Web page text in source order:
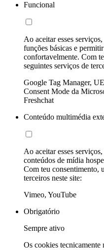
Funcional
Ao aceitar esses
funções básicas e
confortavelmente. Com
seguintes serviços de
Google Tag Manager,
Consent Mode da
Freshchat
Conteúdo multimédia
Ao aceitar esses
conteúdos de mídia
Com teu consentimento,
terceiros neste site:
Vimeo, YouTube
Obrigatório
Sempre ativo
Os cookies tecnicamente